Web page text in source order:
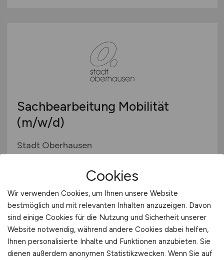
Sachbearbeitung Mobilität
(m/w/d)
Stadt Oberhausen
Cookies
Wir verwenden Cookies, um Ihnen unsere Website
bestmöglich und mit relevanten Inhalten anzuzeigen. Davon
sind einige Cookies für die Nutzung und Sicherheit unserer
Website notwendig, während andere Cookies dabei helfen,
Ihnen personalisierte Inhalte und Funktionen anzubieten. Sie
dienen außerdem anonymen Statistikzwecken. Wenn Sie auf